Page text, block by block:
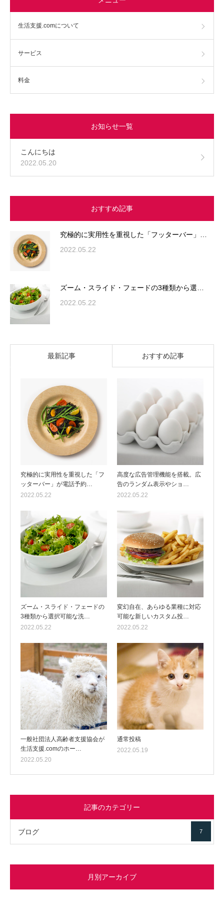
生活支援.comについて
サービス
料金
お知らせ一覧
こんにちは
2022.05.20
おすすめ記事
究極的に実用性を重視した「フッターバー」…
2022.05.22
ズーム・スライド・フェードの3種類から選…
2022.05.22
最新記事 おすすめ記事
究極的に実用性を重視した「フ
ッターバー」が電話予約…
2022.05.22
高度な広告管理機能を搭載。広
告のランダム表示やショ…
2022.05.22
ズーム・スライド・フェードの
3種類から選択可能な洗…
2022.05.22
変幻自在、あらゆる業種に対応
可能な新しいカスタム投…
2022.05.22
一般社団法人高齢者支援協会が
生活支援.comのホー…
2022.05.20
通常投稿
2022.05.19
記事のカテゴリー
ブログ 7
月別アーカイブ